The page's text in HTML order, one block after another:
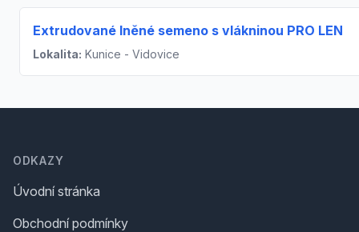
Extrudované lněné semeno s vlákninou PRO LEN
Lokalita: Kunice - Vidovice
ODKAZY
Úvodní stránka
Obchodní podmínky